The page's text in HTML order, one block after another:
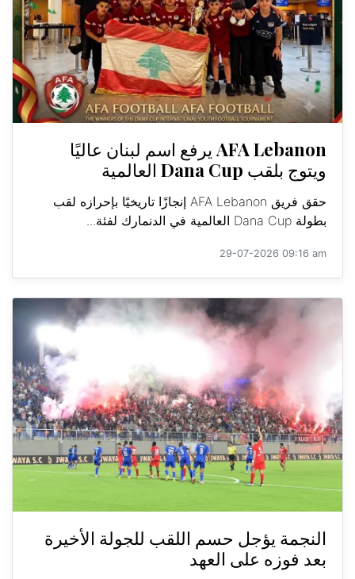
AFA Lebanon يرفع اسم لبنان عاليًا
ويتوج بلقب Dana Cup العالمية
حقق فريق AFA Lebanon إنجازًا تاريخيًا بإحرازه لقب
بطولة Dana Cup العالمية في الدنمارك لفئة...
29-07-2026 09:16 am
النجمة يؤجل حسم اللقب للجولة الأخيرة
بعد فوزه على العهد